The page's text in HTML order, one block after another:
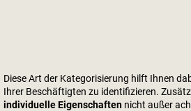
Diese Art der Kategorisierung hilft Ihnen
Ihrer Beschäftigten zu identifizieren.
individuelle Eigenschaften nicht außer